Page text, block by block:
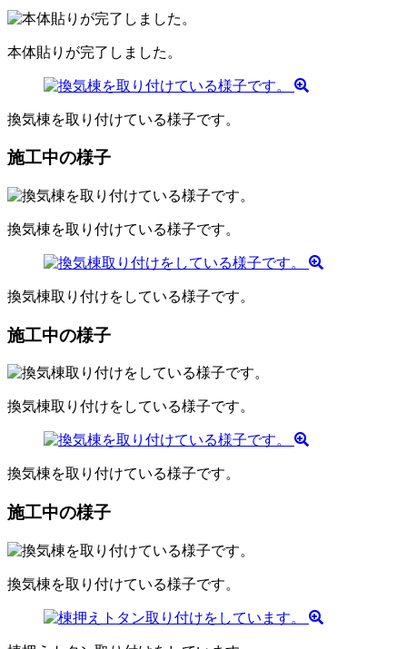
本体貼りが完了しました。
換気棟を取り付けている様子です。
施工中の様子
換気棟を取り付けている様子です。
換気棟取り付けをしている様子です。
施工中の様子
換気棟取り付けをしている様子です。
換気棟を取り付けている様子です。
施工中の様子
換気棟を取り付けている様子です。